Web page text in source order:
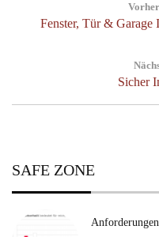
Previous
Fenster, Tür & Garage
Next
Sicher
SAFE ZONE